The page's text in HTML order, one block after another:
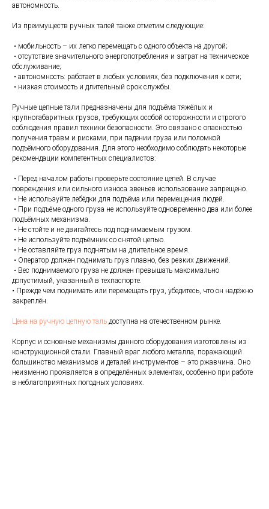
автономность.
Из преимуществ ручных талей также отметим следующие:
• мобильность – их легко перемещать с одного объекта на другой;
• отсутствие значительного энергопотребления и затрат на техническое
обслуживание;
• автономность: работает в любых условиях, без подключения к сети;
• низкая стоимость и длительный срок службы.
Ручные цепные тали предназначены для подъёма тяжёлых и
крупногабаритных грузов, требующих особой осторожности и строгого
соблюдения правил техники безопасности. Это связано с опасностью
получения травм и рисками, при падении груза или поломкой
подъёмного оборудования. Для этого необходимо соблюдать некоторые
рекомендации компетентных специалистов:
• Перед началом работы проверьте состояние цепей. В случае
повреждения или сильного износа звеньев использование запрещено.
• Не используйте лебёдки для подъёма или перемещения людей.
• При подъёме одного груза не используйте одновременно два или более
подъёмных механизма.
• Не стойте и не двигайтесь под поднимаемым грузом.
• Не используйте подъёмник со снятой цепью.
• Не оставляйте груз поднятым на длительное время.
• Оператор должен поднимать груз плавно, без резких движений.
• Вес поднимаемого груза не должен превышать максимально
допустимый, указанный в техпаспорте.
• Прежде чем поднимать или перемещать груз, убедитесь, что он надёжно
закреплён.
Цена на ручную цепную таль доступна на отечественном рынке.
Корпус и основные механизмы данного оборудования изготовлены из
конструкционной стали. Главный враг любого металла, поражающий
большинство механизмов и деталей инструментов – это ржавчина. Оно
неизменно проявляется в определённых элементах, особенно при работе
в неблагоприятных погодных условиях.